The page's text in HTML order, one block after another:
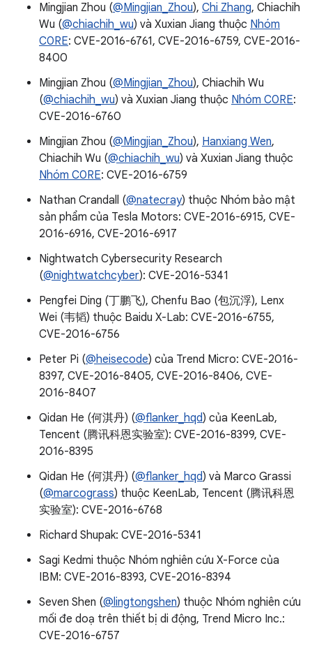
Mingjian Zhou (@Mingjian_Zhou), Chi Zhang, Chiachih
Wu (@chiachih_wu) và Xuxian Jiang thuộc Nhóm
C0RE: CVE-2016-6761, CVE-2016-6759, CVE-2016-
8400
Mingjian Zhou (@Mingjian_Zhou), Chiachih Wu
(@chiachih_wu) và Xuxian Jiang thuộc Nhóm C0RE:
CVE-2016-6760
Mingjian Zhou (@Mingjian_Zhou), Hanxiang Wen,
Chiachih Wu (@chiachih_wu) và Xuxian Jiang thuộc
Nhóm C0RE: CVE-2016-6759
Nathan Crandall (@natecray) thuộc Nhóm bảo mật
sản phẩm của Tesla Motors: CVE-2016-6915, CVE-
2016-6916, CVE-2016-6917
Nightwatch Cybersecurity Research
(@nightwatchcyber): CVE-2016-5341
Pengfei Ding (丁鹏飞), Chenfu Bao (包沉浮), Lenx
Wei (韦韬) thuộc Baidu X-Lab: CVE-2016-6755,
CVE-2016-6756
Peter Pi (@heisecode) của Trend Micro: CVE-2016-
8397, CVE-2016-8405, CVE-2016-8406, CVE-
2016-8407
Qidan He (何淇丹) (@flanker_hqd) của KeenLab,
Tencent (腾讯科恩实验室): CVE-2016-8399, CVE-
2016-8395
Qidan He (何淇丹) (@flanker_hqd) và Marco Grassi
(@marcograss) thuộc KeenLab, Tencent (腾讯科恩
实验室): CVE-2016-6768
Richard Shupak: CVE-2016-5341
Sagi Kedmi thuộc Nhóm nghiên cứu X-Force của
IBM: CVE-2016-8393, CVE-2016-8394
Seven Shen (@lingtongshen) thuộc Nhóm nghiên cứu
mối đe doạ trên thiết bị di động, Trend Micro Inc.:
CVE-2016-6757